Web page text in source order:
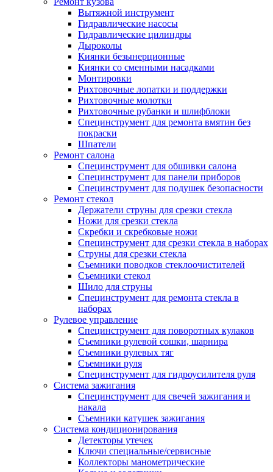
Вытяжной инструмент
Гидравлические насосы
Гидравлические цилиндры
Дыроколы
Киянки безынерционные
Киянки со сменными насадками
Монтировки
Рихтовочные лопатки и поддержки
Рихтовочные молотки
Рихтовочные рубанки и шлифблоки
Специнструмент для ремонта вмятин без
покраски
Шпатели
Ремонт салона
Специнструмент для обшивки салона
Специнструмент для панели приборов
Специнструмент для подушек безопасности
Ремонт стекол
Держатели струны для срезки стекла
Ножи для срезки стекла
Скребки и скребковые ножи
Специнструмент для срезки стекла в наборах
Струны для срезки стекла
Съемники поводков стеклоочистителей
Съемники стекол
Шило для струны
Специнструмент для ремонта стекла в
наборах
Рулевое управление
Специнструмент для поворотных кулаков
Съемники рулевой сошки, шарнира
Съемники рулевых тяг
Съемники руля
Специнструмент для гидроусилителя руля
Система зажигания
Специнструмент для свечей зажигания и
накала
Съемники катушек зажигания
Система кондиционирования
Детекторы утечек
Ключи специальные/сервисные
Коллекторы манометрические